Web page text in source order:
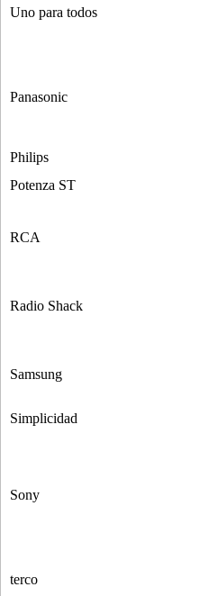
Uno para todos
Panasonic
Philips
Potenza ST
RCA
Radio Shack
Samsung
Simplicidad
Sony
terco